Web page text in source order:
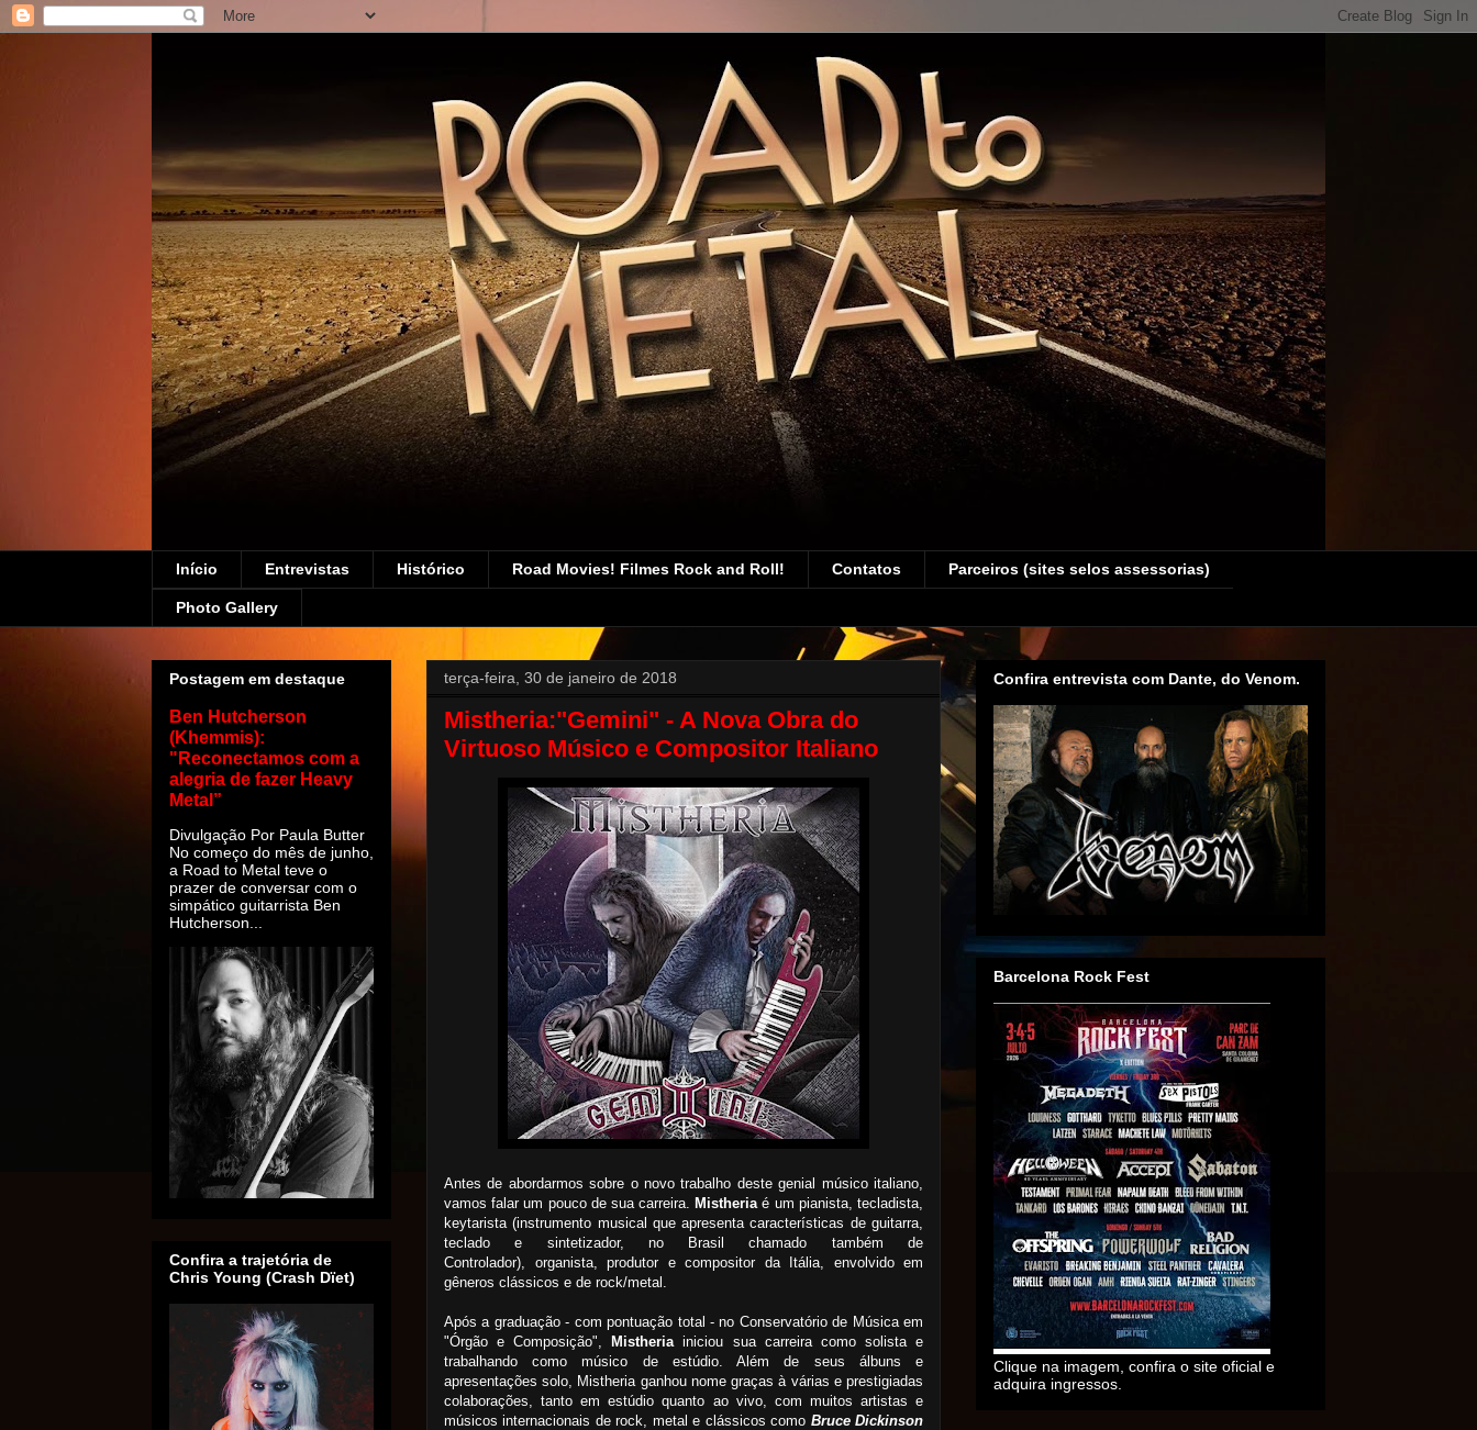
Início Entrevistas Histórico Road Movies! Filmes Rock and Roll! Contatos Parceiros (sites selos assessorias)
Photo Gallery
terça-feira, 30 de janeiro de 2018
Mistheria:"Gemini" - A Nova Obra do
Virtuoso Músico e Compositor Italiano
Antes de abordarmos sobre o novo trabalho deste genial músico italiano,
vamos falar um pouco de sua carreira. Mistheria é um pianista, tecladista,
keytarista (instrumento musical que apresenta características de guitarra,
teclado e sintetizador, no Brasil chamado também de
Controlador), organista, produtor e compositor da Itália, envolvido em
gêneros clássicos e de rock/metal.
Após a graduação - com pontuação total - no Conservatório de Música em
"Órgão e Composição",Mistheria iniciou sua carreira como solista e
trabalhando como músico de estúdio. Além de seus álbuns e
apresentações solo, Mistheria ganhou nome graças à várias e prestigiadas
colaborações, tanto em estúdio quanto ao vivo, com muitos artistas e
músicos internacionais de rock, metal e clássicos como Bruce Dickinson
Postagem em destaque
Ben Hutcherson
(Khemmis):
"Reconectamos com a
alegria de fazer Heavy
Metal”
Divulgação Por Paula Butter
No começo do mês de junho,
a Road to Metal teve o
prazer de conversar com o
simpático guitarrista Ben
Hutcherson...
Confira a trajetória de
Chris Young (Crash Dïet)
Confira entrevista com Dante, do Venom.
Barcelona Rock Fest
Clique na imagem, confira o site oficial e
adquira ingressos.